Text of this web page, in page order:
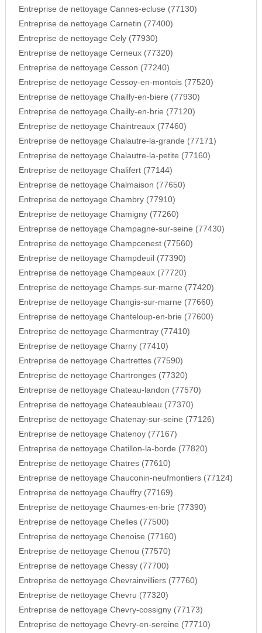
Entreprise de nettoyage Cannes-ecluse (77130)
Entreprise de nettoyage Carnetin (77400)
Entreprise de nettoyage Cely (77930)
Entreprise de nettoyage Cerneux (77320)
Entreprise de nettoyage Cesson (77240)
Entreprise de nettoyage Cessoy-en-montois (77520)
Entreprise de nettoyage Chailly-en-biere (77930)
Entreprise de nettoyage Chailly-en-brie (77120)
Entreprise de nettoyage Chaintreaux (77460)
Entreprise de nettoyage Chalautre-la-grande (77171)
Entreprise de nettoyage Chalautre-la-petite (77160)
Entreprise de nettoyage Chalifert (77144)
Entreprise de nettoyage Chalmaison (77650)
Entreprise de nettoyage Chambry (77910)
Entreprise de nettoyage Chamigny (77260)
Entreprise de nettoyage Champagne-sur-seine (77430)
Entreprise de nettoyage Champcenest (77560)
Entreprise de nettoyage Champdeuil (77390)
Entreprise de nettoyage Champeaux (77720)
Entreprise de nettoyage Champs-sur-marne (77420)
Entreprise de nettoyage Changis-sur-marne (77660)
Entreprise de nettoyage Chanteloup-en-brie (77600)
Entreprise de nettoyage Charmentray (77410)
Entreprise de nettoyage Charny (77410)
Entreprise de nettoyage Chartrettes (77590)
Entreprise de nettoyage Chartronges (77320)
Entreprise de nettoyage Chateau-landon (77570)
Entreprise de nettoyage Chateaubleau (77370)
Entreprise de nettoyage Chatenay-sur-seine (77126)
Entreprise de nettoyage Chatenoy (77167)
Entreprise de nettoyage Chatillon-la-borde (77820)
Entreprise de nettoyage Chatres (77610)
Entreprise de nettoyage Chauconin-neufmontiers (77124)
Entreprise de nettoyage Chauffry (77169)
Entreprise de nettoyage Chaumes-en-brie (77390)
Entreprise de nettoyage Chelles (77500)
Entreprise de nettoyage Chenoise (77160)
Entreprise de nettoyage Chenou (77570)
Entreprise de nettoyage Chessy (77700)
Entreprise de nettoyage Chevrainvilliers (77760)
Entreprise de nettoyage Chevru (77320)
Entreprise de nettoyage Chevry-cossigny (77173)
Entreprise de nettoyage Chevry-en-sereine (77710)